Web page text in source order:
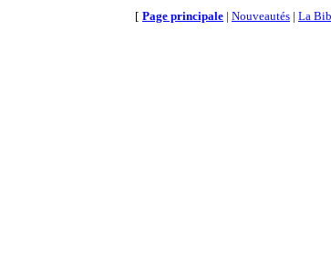
[ Page principale | Nouveautés | La